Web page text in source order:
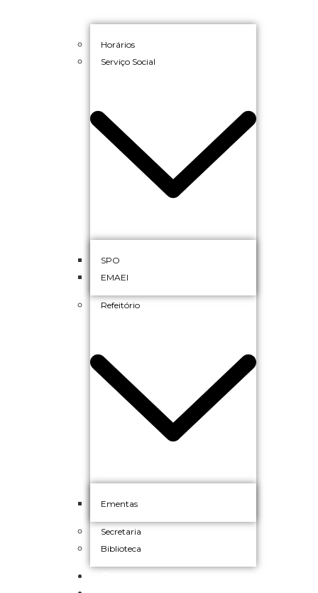
Horários
Serviço Social
SPO
EMAEI
Refeitório
Ementas
Secretaria
Biblioteca